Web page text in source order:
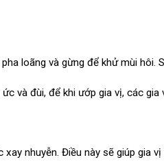
loãng và gừng để khử mùi hôi.
và đùi, để khi ướp gia vị, các
nhuyễn. Điều này sẽ giúp gia